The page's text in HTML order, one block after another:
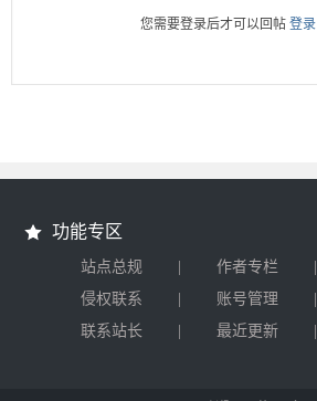
您需要登录后才可以回帖登录
功能专区
站点总规 | 作者专栏 |
侵权联系
| 账号管理 |
联系站长
| 最近更新 |